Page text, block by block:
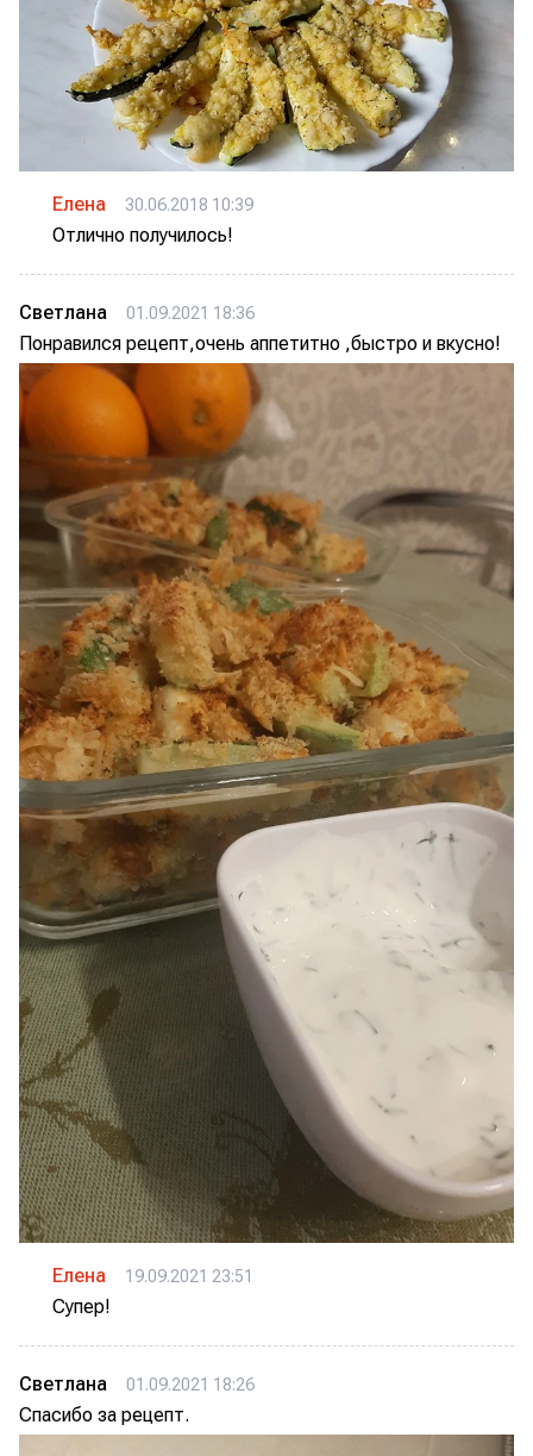
Елена 30.06.2018 10:39
Отлично получилось!
Светлана 01.09.2021 18:36
Понравился рецепт,очень аппетитно ,быстро и вкусно!
Елена 19.09.2021 23:51
Супер!
Светлана 01.09.2021 18:26
Спасибо за рецепт.